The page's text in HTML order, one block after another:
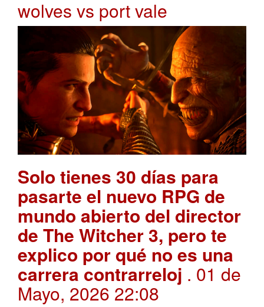
wolves vs port vale
Solo tienes 30 días para
pasarte el nuevo RPG de
mundo abierto del director
de The Witcher 3, pero te
explico por qué no es una
carrera contrarreloj . 01 de
Mayo, 2026 22:08